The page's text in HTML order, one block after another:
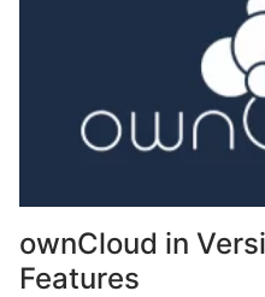
ownCloud in
Features